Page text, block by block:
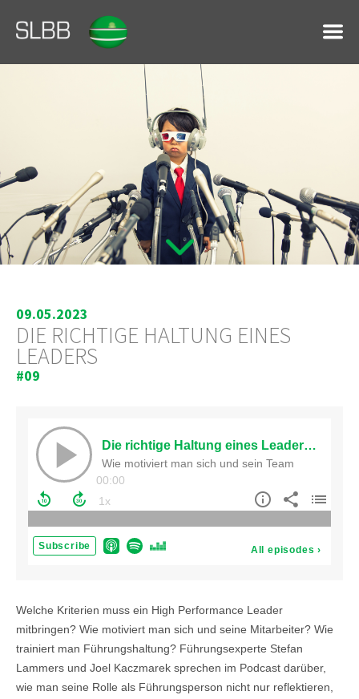
09.05.2023
DIE RICHTIGE HALTUNG EINES
LEADERS
#09
Welche Kriterien muss ein High Performance Leader
mitbringen? Wie motiviert man sich und seine Mitarbeiter? Wie
trainiert man Führungshaltung? Führungsexperte Stefan
Lammers und Joel Kaczmarek sprechen im Podcast darüber,
wie man seine Rolle als Führungsperson nicht nur reflektieren,